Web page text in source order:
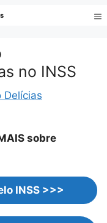
no INSS
Delícias
sobre
INSS >>>